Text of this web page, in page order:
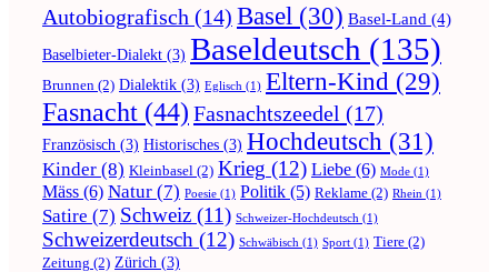
Autobiografisch (14) Basel (30) Basel-Land (4)
Baselbieter-Dialekt (3) Baseldeutsch (135)
Brunnen (2) Dialektik (3) Eglisch (1) Eltern-Kind (29)
Fasnacht (44) Fasnachtszeedel (17)
Französisch (3) Historisches (3) Hochdeutsch (31)
Kinder (8) Kleinbasel (2) Krieg (12) Liebe (6) Mode (1)
Mäss (6) Natur (7) Poesie (1) Politik (5) Reklame (2) Rhein (1)
Satire (7) Schweiz (11) Schweizer-Hochdeutsch (1)
Schweizerdeutsch (12) Schwäbisch (1) Sport (1) Tiere (2)
Zeitung (2) Zürich (3)